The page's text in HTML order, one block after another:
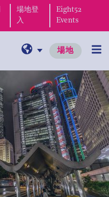
場地登
入
Eight52
Events
場地